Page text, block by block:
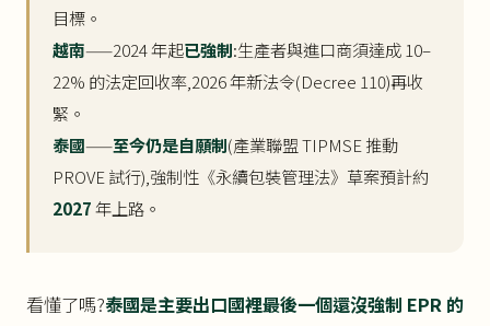
目標。
越南——2024 年起已強制:生產者與進口商須達成 10–
22% 的法定回收率,2026 年新法令(Decree 110)再收
緊。
泰國——至今仍是自願制(產業聯盟 TIPMSE 推動
PROVE 試行),強制性《永續包裝管理法》草案預計約
2027年上路。
看懂了嗎?泰國是主要出口國裡最後一個還沒強制 EPR 的